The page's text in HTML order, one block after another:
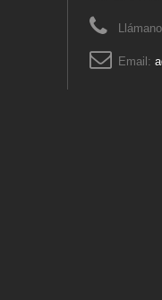
Email: